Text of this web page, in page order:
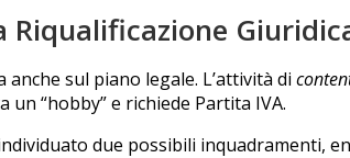
Riqualificazione
anche sul piano legale. L’attività di
un “hobby” e richiede Partita IVA.
due possibili inquadramenti,